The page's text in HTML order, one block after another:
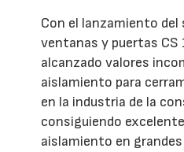
Con el lanzamiento del
ventanas y puertas CS
alcanzado valores
aislamiento para
en la industria de la
consiguiendo
aislamiento en